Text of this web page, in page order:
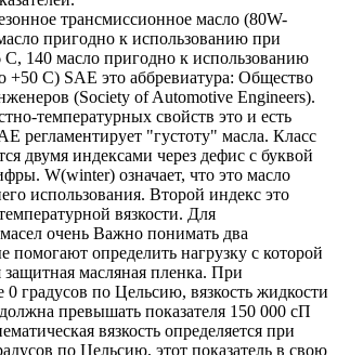
трансмиссионное масло (80W-
пригодно к использованию при
С, 140 масло пригодно к использованию
+50 С) SAE это аббревиатура: Общество
(Society of Automotive Engineers).
температурных свойств это и есть
регламентирует "густоту" масла. Класс
двумя индексами через дефис с буквой
W(winter) означает, что это масло
использования. Второй индекс это
вязкости. Для
очень Важно понимать два
помогают определить нагрузку с которой
защитная масляная пленка. При
0 градусов по Цельсию, вязкость жидкости
превышать показателя 150 000 сП
вязкость определяется при
по Цельсию, этот показатель в свою